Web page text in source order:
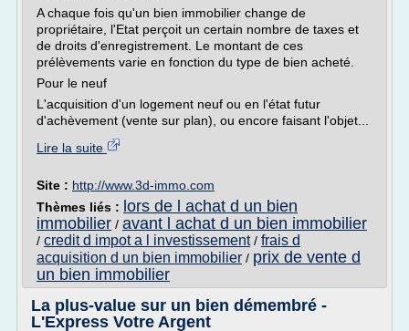
A chaque fois qu'un bien immobilier change de
propriétaire, l'Etat perçoit un certain nombre de taxes et
de droits d'enregistrement. Le montant de ces
prélèvements varie en fonction du type de bien acheté.
Pour le neuf
L'acquisition d'un logement neuf ou en l'état futur
d'achèvement (vente sur plan), ou encore faisant l'objet...
Lire la suite
Site : http://www.3d-immo.com
Thèmes liés : lors de l achat d un bien
immobilier / avant l achat d un bien immobilier
/ credit d impot a l investissement/ frais d
acquisition d un bien immobilier / prix de vente d
un bien immobilier
La plus-value sur un bien démembré -
L'Express Votre Argent